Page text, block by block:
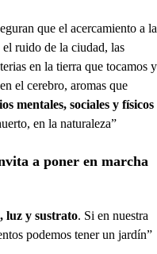
que el acercamiento a la
ruido de la ciudad, las
en la tierra que tocamos y
el cerebro, aromas que
mentales, sociales y físicos
en la naturaleza”
a poner en marcha
luz y sustrato. Si en nuestra
podemos tener un jardín”